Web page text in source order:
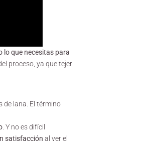
lo que necesitas para
proceso, ya que tejer
de lana. El término
. Y no es difícil
satisfacción al ver el